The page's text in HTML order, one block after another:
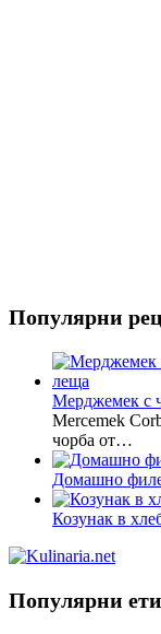
Популярни
Мерджемек с
Mercemek
чорба от…
Домашно
Козунак в
Популярни